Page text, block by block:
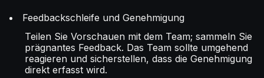
Feedbackschleife und Genehmigung
Teilen Sie Vorschauen mit dem Team; sammeln Sie
prägnantes Feedback. Das Team sollte umgehend
reagieren und sicherstellen, dass die Genehmigung
direkt erfasst wird.